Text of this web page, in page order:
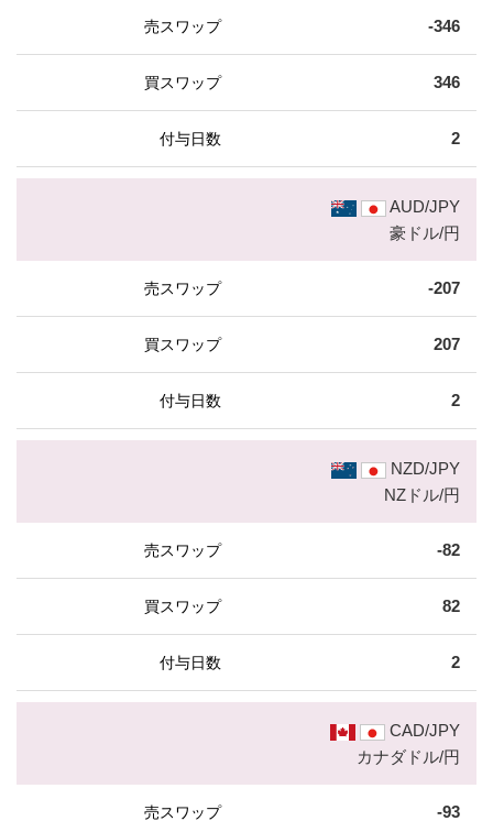
-346
346
2
AUD/JPY
豪ドル/円
-207
207
2
NZD/JPY
NZドル/円
-82
82
2
CAD/JPY
カナダドル/円
-93